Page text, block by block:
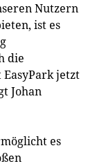
Nutzern
ist es
die
jetzt
Johan
es